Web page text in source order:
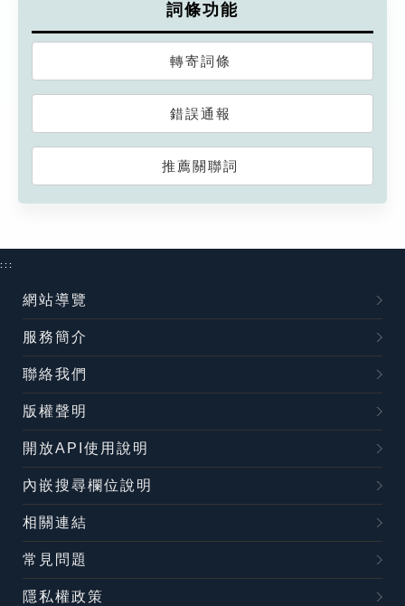
詞條功能
轉寄詞條
錯誤通報
推薦關聯詞
:::
網站導覽
服務簡介
聯絡我們
版權聲明
開放API使用說明
內嵌搜尋欄位說明
相關連結
常見問題
隱私權政策